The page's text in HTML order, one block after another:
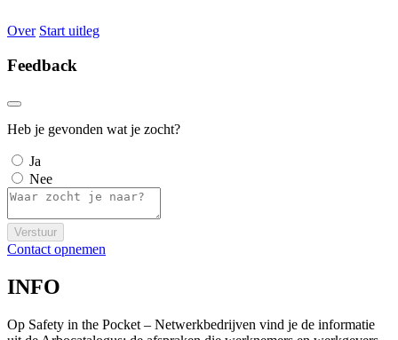
Over Start uitleg
Feedback
Heb je gevonden wat je zocht?
Ja
Nee
Verstuur
Contact opnemen
INFO
Op Safety in the Pocket – Netwerkbedrijven vind je de informatie